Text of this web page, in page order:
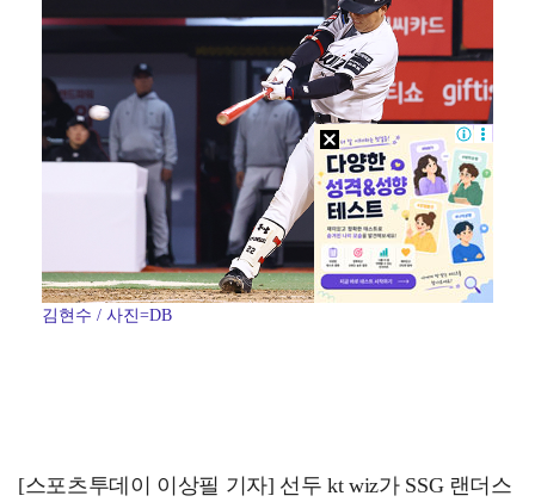
'1라운드 115위' 김민별, 2라운드 7타 줄이며 7…
외신까지 퍼지고 있는 축구협회 성접대 논란…2002 한…
김현수 / 사진=DB
[스포츠투데이 이상필 기자] 선두 kt wiz가 SSG 랜더스